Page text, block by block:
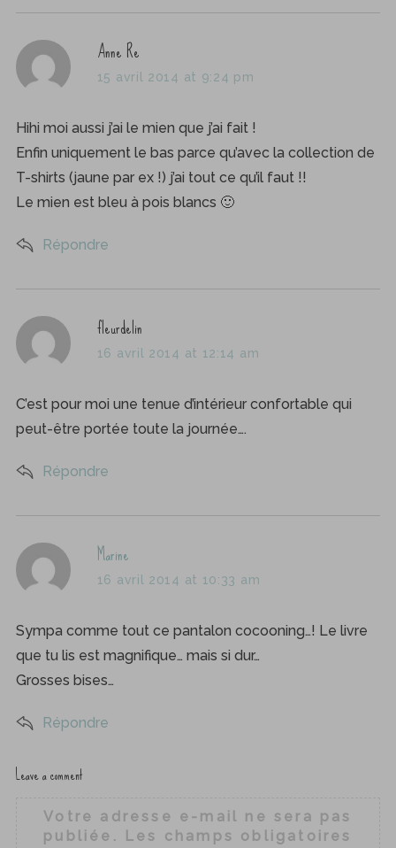
s
a
s
:
Anne Re
15 avril 2014 at 9:24 pm
Hihi moi aussi j’ai le mien que j’ai fait !
Enfin uniquement le bas parce qu’avec la collection de
T-shirts (jaune par ex !) j’ai tout ce qu’il faut !!
Le mien est bleu à pois blancs 🙂
Répondre
s
a
s
:
fleurdelin
16 avril 2014 at 12:14 am
C’est pour moi une tenue d’intérieur confortable qui
peut-être portée toute la journée….
Répondre
s
a
s
:
Marine
16 avril 2014 at 10:33 am
Sympa comme tout ce pantalon cocooning…! Le livre
que tu lis est magnifique… mais si dur…
Grosses bises…
Répondre
L
Leave a comment
Votre adresse e-mail ne sera pas
publiée.
Les champs obligatoires